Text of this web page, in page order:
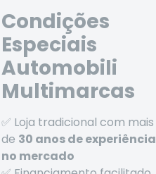
Condições
Especiais
Automobili
Multimarcas
✅ Loja tradicional com mais
de 30 anos de experiência
no mercado